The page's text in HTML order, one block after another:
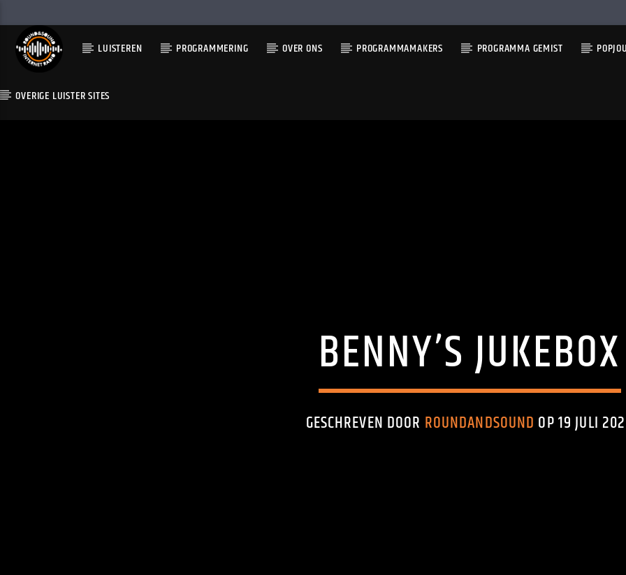
LUISTEREN PROGRAMMERING OVER ONS PROGRAMMAMAKERS PROGRAMMA GEMIST
OVERIGE LUISTER SITES
BENNY’S JUKEBOX
GESCHREVEN DOOR ROUNDANDSOUND OP 19 JULI